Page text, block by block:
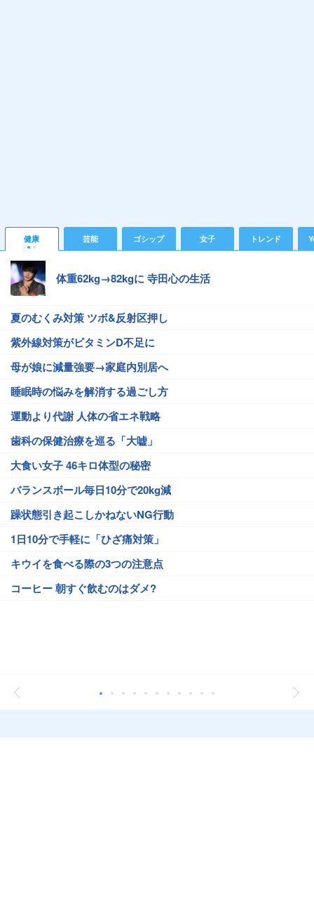
健康 芸能 ゴシップ 女子 トレンド
体重62kg→82kgに 寺田心の生活
夏のむくみ対策 ツボ&反射区押し
紫外線対策がビタミンD不足に
母が娘に減量強要→家庭内別居へ
睡眠時の悩みを解消する過ごし方
運動より代謝 人体の省エネ戦略
歯科の保健治療を巡る「大嘘」
大食い女子 46キロ体型の秘密
バランスボール毎日10分で20kg減
躁状態引き起こしかねないNG行動
1日10分で手軽に「ひざ痛対策」
キウイを食べる際の3つの注意点
コーヒー 朝すぐ飲むのはダメ?